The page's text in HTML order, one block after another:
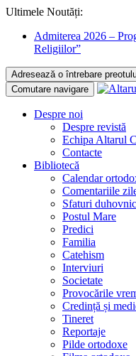
Ultimele Noutăți:
Admiterea 2026 –
Religiilor”
Adresează o întrebare
Comutare navigare
Despre noi
Despre revistă
Echipa Altarul
Contacte
Bibliotecă
Calendar
Comentariile
Sfaturi
Postul Mare
Predici
Familia
Catehism
Interviuri
Societate
Provocările
Credință și
Tineret
Reportaje
Pilde ortodoxe